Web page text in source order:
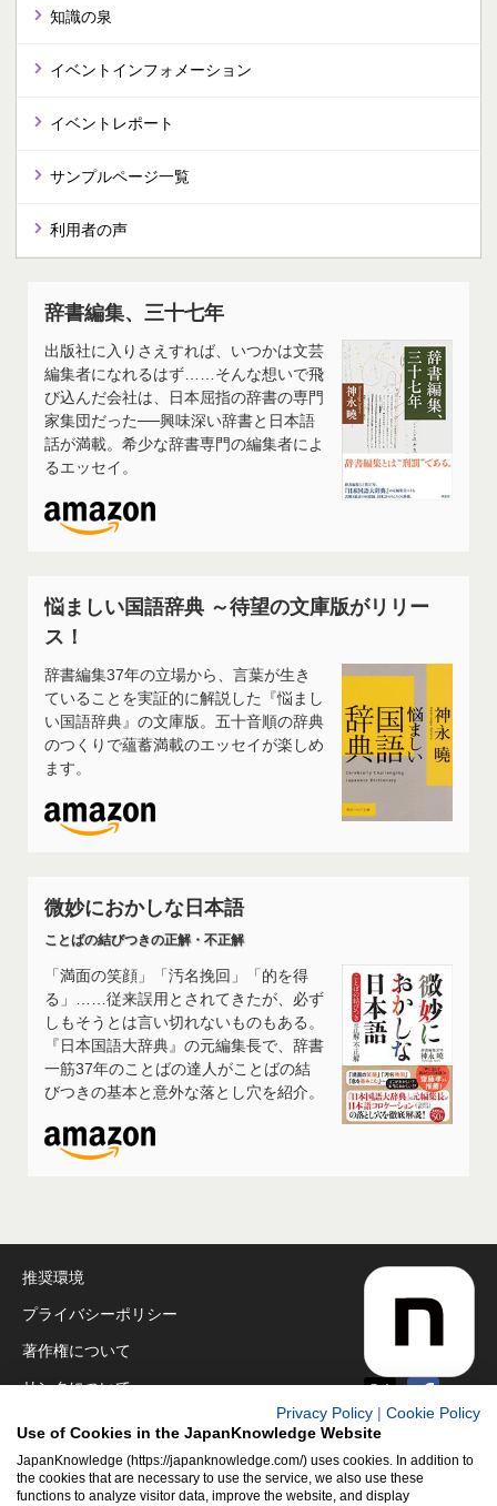
知識の泉
イベントインフォメーション
イベントレポート
サンプルページ一覧
利用者の声
辞書編集、三十七年
出版社に入りさえすれば、いつかは文芸
編集者になれるはず……そんな想いで飛
び込んだ会社は、日本屈指の辞書の専門
家集団だった──興味深い辞書と日本語
話が満載。希少な辞書専門の編集者によ
るエッセイ。
悩ましい国語辞典 ～待望の文庫版がリリー
ス！
辞書編集37年の立場から、言葉が生き
ていることを実証的に解説した『悩まし
い国語辞典』の文庫版。五十音順の辞典
のつくりで蘊蓄満載のエッセイが楽しめ
ます。
微妙におかしな日本語
ことばの結びつきの正解・不正解
「満面の笑顔」「汚名挽回」「的を得
る」……従来誤用とされてきたが、必ず
しもそうとは言い切れないものもある。
『日本国語大辞典』の元編集長で、辞書
一筋37年のことばの達人がことばの結
びつきの基本と意外な落とし穴を紹介。
推奨環境
プライバシーポリシー
著作権について
リンクについて
免責事項
運営会社
アクセシビリティ対応
Privacy Policy
Cookie Policy
Use of Cookies in the JapanKnowledge Website
JapanKnowledge (https://japanknowledge.com/) uses cookies. In addition to
the cookies that are necessary to use the service, we also use these
functions to analyze visitor data, improve the website, and display